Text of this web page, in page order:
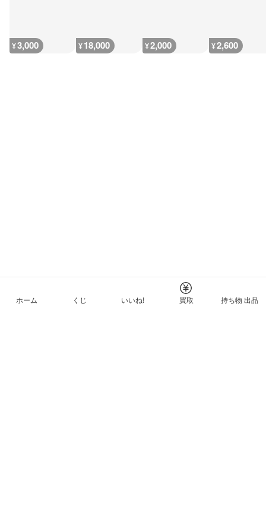
¥3,000 ¥18,000 ¥2,000 ¥2,600
ホーム くじ いいね! 買取 持ち物 出品